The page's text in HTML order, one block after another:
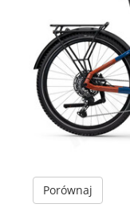
Porównaj